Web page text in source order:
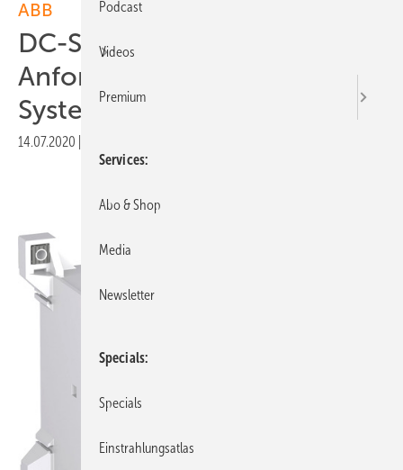
ABB
DC-Schütze erfüllen
Anforderungen von
Systemen mit 1.500 Volt DC
14.07.2020
Podcast
Videos
Premium
Services
Abo & Shop
Media
Newsletter
Specials
Specials
Einstrahlungsatlas